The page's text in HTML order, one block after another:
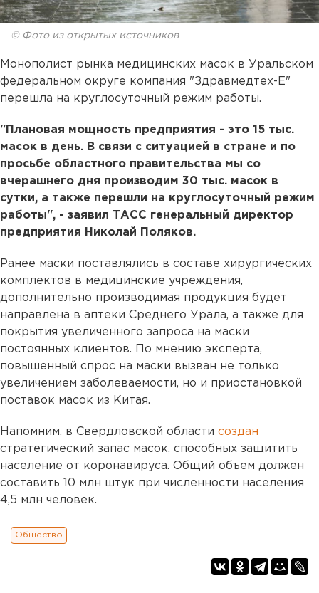
© Фото из открытых источников
Монополист рынка медицинских масок в Уральском
федеральном округе компания "Здравмедтех-Е"
перешла на круглосуточный режим работы.
"Плановая мощность предприятия - это 15 тыс.
масок в день. В связи с ситуацией в стране и по
просьбе областного правительства мы со
вчерашнего дня производим 30 тыс. масок в
сутки, а также перешли на круглосуточный режим
работы", - заявил ТАСС генеральный директор
предприятия Николай Поляков.
Ранее маски поставлялись в составе хирургических
комплектов в медицинские учреждения,
дополнительно производимая продукция будет
направлена в аптеки Среднего Урала, а также для
покрытия увеличенного запроса на маски
постоянных клиентов. По мнению эксперта,
повышенный спрос на маски вызван не только
увеличением заболеваемости, но и приостановкой
поставок масок из Китая.
Напомним, в Свердловской области создан
стратегический запас масок, способных защитить
население от коронавируса. Общий объем должен
составить 10 млн штук при численности населения
4,5 млн человек.
Общество